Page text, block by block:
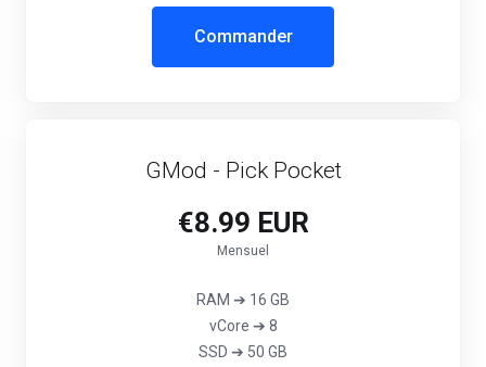
Commander
GMod - Pick Pocket
€8.99 EUR
Mensuel
RAM ➔ 16 GB
vCore ➔ 8
SSD ➔ 50 GB